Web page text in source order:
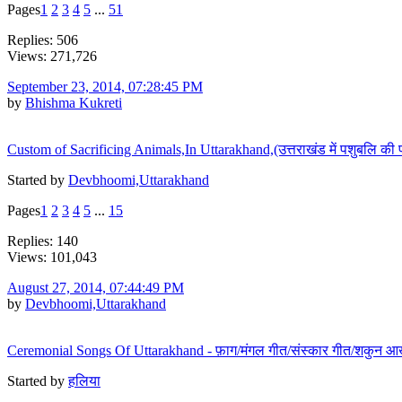
Pages1 2 3 4 5 ... 51
Replies: 506
Views: 271,726
September 23, 2014, 07:28:45 PM
by Bhishma Kukreti
Custom of Sacrificing Animals,In Uttarakhand,(उत्तराखंड में पशुबलि की
Started by Devbhoomi,Uttarakhand
Pages1 2 3 4 5 ... 15
Replies: 140
Views: 101,043
August 27, 2014, 07:44:49 PM
by Devbhoomi,Uttarakhand
Ceremonial Songs Of Uttarakhand - फ़ाग/मंगल गीत/संस्कार गीत/शकुन
Started byहलिया